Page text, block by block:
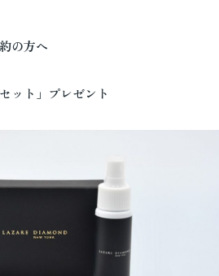
の方へ
ット」プレゼント